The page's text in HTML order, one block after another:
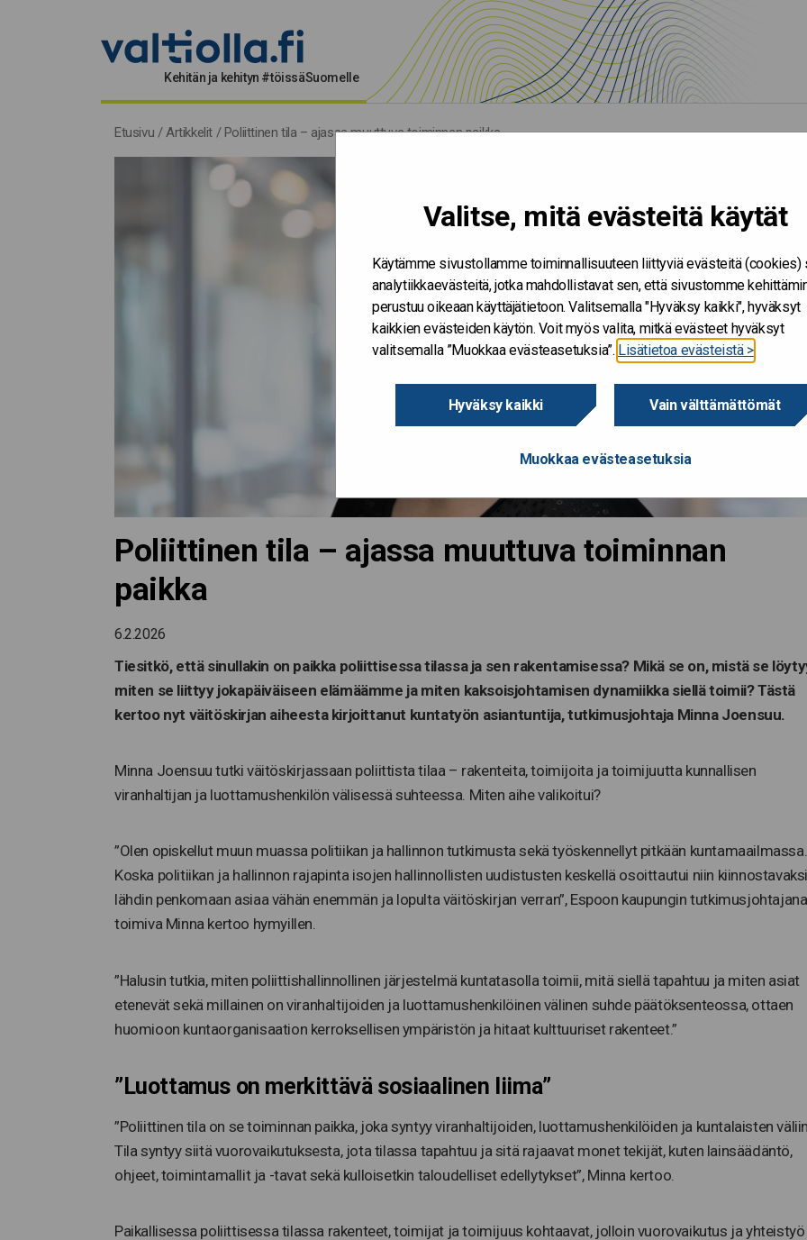
Valitse, mitä evästeitä käytät
Käytämme sivustollamme toiminnallisuuteen liittyviä evästeitä (cookies)
analytiikkaevästeitä, jotka mahdollistavat sen, että sivustomme
perustuu oikeaan käyttäjätietoon. Valitsemalla "Hyväksy kaikki", hyväksyt
kaikkien evästeiden käytön. Voit myös valita, mitkä evästeet hyväksyt
valitsemalla ”Muokkaa evästeasetuksia”. Lisätietoa evästeistä >
Hyväksy kaikki Vain välttämättömät
Muokkaa evästeasetuksia
Kehitän ja kehityn #töissäSuomelle
Etusivu /Artikkelit / Poliittinen tila – ajassa muuttuva toiminnan paikka
Poliittinen tila – ajassa muuttuva toiminnan
paikka
6.2.2026
Tiesitkö, että sinullakin on paikka poliittisessa tilassa ja sen rakentamisessa? Mikä se on, mistä se
miten se liittyy jokapäiväiseen elämäämme ja miten kaksoisjohtamisen dynamiikka siellä toimii? Tästä
kertoo nyt väitöskirjan aiheesta kirjoittanut kuntatyön asiantuntija, tutkimusjohtaja Minna Joensuu.
Minna Joensuu tutki väitöskirjassaan poliittista tilaa – rakenteita, toimijoita ja toimijuutta kunnallisen
viranhaltijan ja luottamushenkilön välisessä suhteessa. Miten aihe valikoitui?
”Olen opiskellut muun muassa politiikan ja hallinnon tutkimusta sekä työskennellyt pitkään kuntamaailmassa.
Koska politiikan ja hallinnon rajapinta isojen hallinnollisten uudistusten keskellä osoittautui niin
lähdin penkomaan asiaa vähän enemmän ja lopulta väitöskirjan verran”, Espoon kaupungin tutkimusjohtajana
toimiva Minna kertoo hymyillen.
”Halusin tutkia, miten poliittishallinnollinen järjestelmä kuntatasolla toimii, mitä siellä tapahtuu ja miten asiat
etenevät sekä millainen on viranhaltijoiden ja luottamushenkilöinen välinen suhde päätöksenteossa, ottaen
huomioon kuntaorganisaation kerroksellisen ympäristön ja hitaat kulttuuriset rakenteet.”
”Luottamus on merkittävä sosiaalinen liima”
”Poliittinen tila on se toiminnan paikka, joka syntyy viranhaltijoiden, luottamushenkilöiden ja kuntalaisten
Tila syntyy siitä vuorovaikutuksesta, jota tilassa tapahtuu ja sitä rajaavat monet tekijät, kuten lainsäädäntö,
ohjeet, toimintamallit ja -tavat sekä kulloisetkin taloudelliset edellytykset”, Minna kertoo.
Paikallisessa poliittisessa tilassa rakenteet, toimijat ja toimijuus kohtaavat, jolloin vuorovaikutus ja yhteistyö